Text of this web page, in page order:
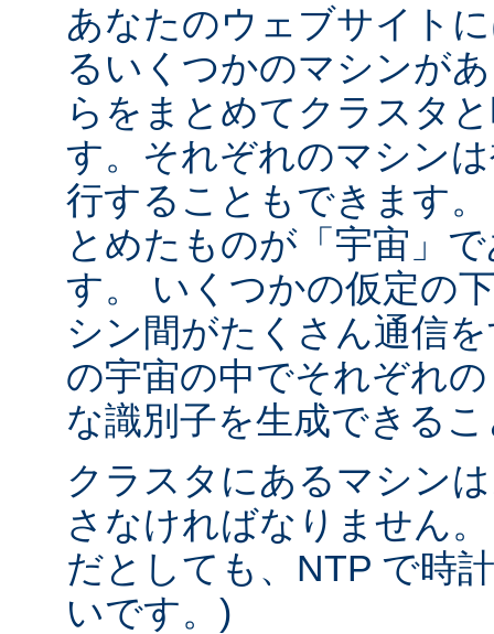
あなたのウェブサイト
るいくつかのマシンが
らをまとめてクラスタ
す。それぞれのマシン
行することもできます
とめたものが「宇宙」
す。 いくつかの仮定の
シン間がたくさん通信
の宇宙の中でそれぞれ
な識別子を生成できる
クラスタにあるマシン
さなければなりません
だとしても、NTP で時
いです。)